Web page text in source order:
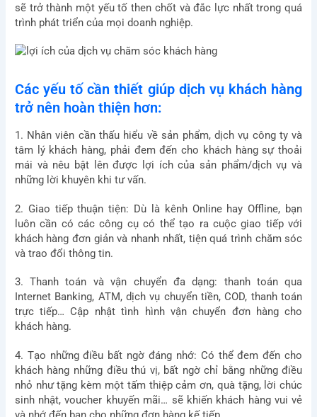
sẽ trở thành một yếu tố then chốt và đắc lực nhất trong quá
trình phát triển của mọi doanh nghiệp.
Các yếu tố cần thiết giúp dịch vụ khách hàng
trở nên hoàn thiện hơn:
1. Nhân viên cần thấu hiểu về sản phẩm, dịch vụ công ty và
tâm lý khách hàng, phải đem đến cho khách hàng sự thoải
mái và nêu bật lên được lợi ích của sản phẩm/dịch vụ và
những lời khuyên khi tư vấn.
2. Giao tiếp thuận tiện: Dù là kênh Online hay Offline, bạn
luôn cần có các công cụ có thể tạo ra cuộc giao tiếp với
khách hàng đơn giản và nhanh nhất, tiện quá trình chăm sóc
và trao đổi thông tin.
3. Thanh toán và vận chuyển đa dạng: thanh toán qua
Internet Banking, ATM, dịch vụ chuyển tiền, COD, thanh toán
trực tiếp… Cập nhật tình hình vận chuyển đơn hàng cho
khách hàng.
4. Tạo những điều bất ngờ đáng nhớ: Có thể đem đến cho
khách hàng những điều thú vị, bất ngờ chỉ bằng những điều
nhỏ như tặng kèm một tấm thiệp cảm ơn, quà tặng, lời chúc
sinh nhật, voucher khuyến mãi… sẽ khiến khách hàng vui vẻ